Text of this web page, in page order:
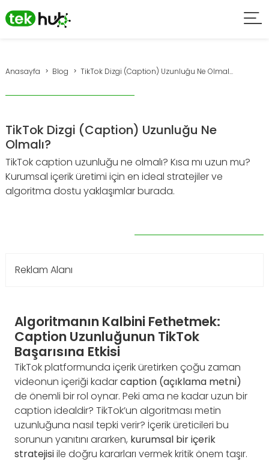
Anasayfa Blog TikTok Dizgi (Caption) Uzunluğu Ne Olmal...
TikTok Dizgi (Caption) Uzunluğu Ne
Olmalı?
TikTok caption uzunluğu ne olmalı? Kısa mı uzun mu?
Kurumsal içerik üretimi için en ideal stratejiler ve
algoritma dostu yaklaşımlar burada.
Reklam Alanı
Algoritmanın Kalbini Fethetmek:
Caption Uzunluğunun TikTok
Başarısına Etkisi
TikTok platformunda içerik üretirken çoğu zaman
videonun içeriği kadarcaption (açıklama metni)
de önemli bir rol oynar. Peki ama ne kadar uzun bir
caption idealdir? TikTok’un algoritması metin
uzunluğuna nasıl tepki verir? İçerik üreticileri bu
sorunun yanıtını ararken, kurumsal bir içerik
stratejisiile doğru kararları vermek kritik önem taşır.